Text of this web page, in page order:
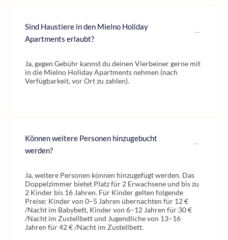
Sind Haustiere in den Mielno Holiday
Apartments erlaubt?
Ja, gegen Gebühr kannst du deinen Vierbeiner gerne mit
in die Mielno Holiday Apartments nehmen (nach
Verfügbarkeit, vor Ort zu zahlen).
Können weitere Personen hinzugebucht
werden?
Ja, weitere Personen können hinzugefügt werden. Das
Doppelzimmer bietet Platz für 2 Erwachsene und bis zu
2 Kinder bis 16 Jahren. Für Kinder gelten folgende
Preise: Kinder von 0–5 Jahren übernachten für 12 €
/Nacht im Babybett, Kinder von 6–12 Jahren für 30 €
/Nacht im Zustellbett und Jugendliche von 13–16
Jahren für 42 € /Nacht im Zustellbett.